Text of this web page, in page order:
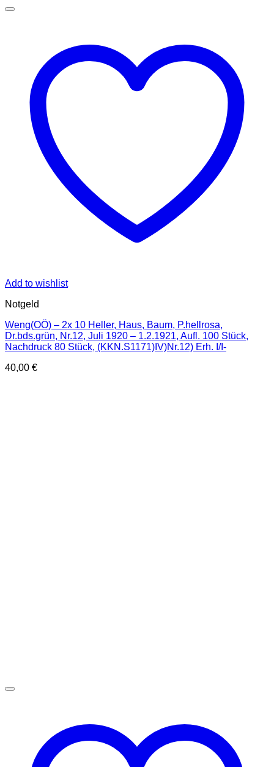
Add to wishlist
Notgeld
Weng(OÖ) – 2x 10 Heller, Haus, Baum, P.hellrosa,
Dr.bds.grün, Nr.12, Juli 1920 – 1.2.1921, Aufl. 100 Stück,
Nachdruck 80 Stück, (KKN.S1171)IV)Nr.12) Erh. I/I-
40,00 €